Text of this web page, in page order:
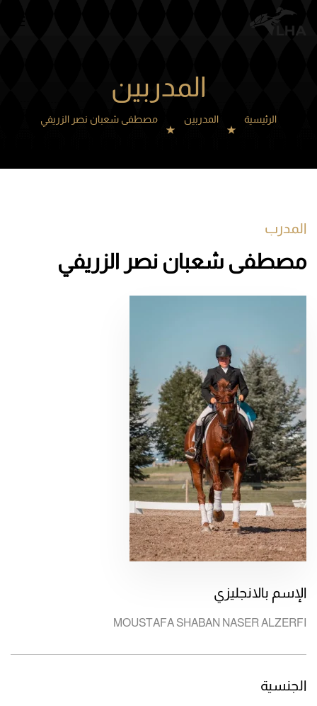
المدربين
الرئيسية المدربين مصطفى شعبان نصر الزريفي
المدرب
مصطفى شعبان نصر الزريفي
الإسم بالانجليزي
MOUSTAFA SHABAN NASER ALZERFI
الجنسية